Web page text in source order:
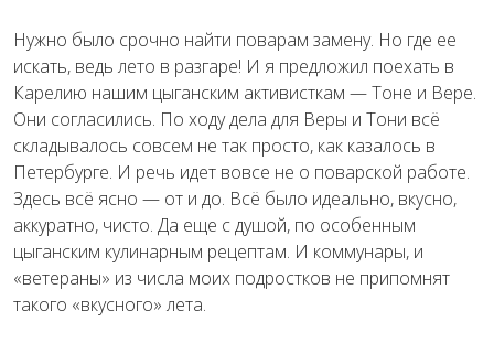
Нужно было срочно найти поварам замену. Но где ее
искать, ведь лето в разгаре! И я предложил поехать в
Карелию нашим цыганским активисткам — Тоне и Вере.
Они согласились. По ходу дела для Веры и Тони всё
складывалось совсем не так просто, как казалось в
Петербурге. И речь идет вовсе не о поварской работе.
Здесь всё ясно — от и до. Всё было идеально, вкусно,
аккуратно, чисто. Да еще с душой, по особенным
цыганским кулинарным рецептам. И коммунары, и
«ветераны» из числа моих подростков не припомнят
такого «вкусного» лета.